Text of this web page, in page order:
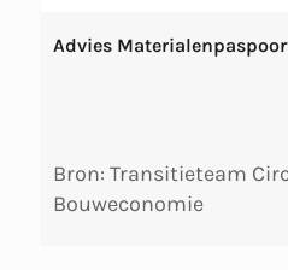
Advies
Bron: Transitieteam
Bouweconomie